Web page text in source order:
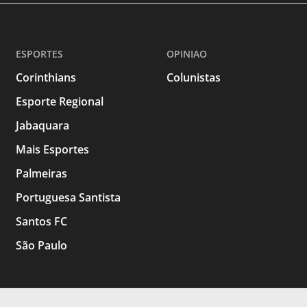
ESPORTES
Corinthians
Esporte Regional
Jabaquara
Mais Esportes
Palmeiras
Portuguesa Santista
Santos FC
São Paulo
OPINIAO
Colunistas